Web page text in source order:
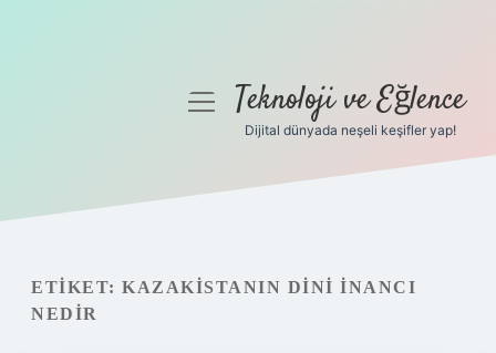
Gizlilik Politikası
Hakkımızda
menüyüTeknoloji ve Eğlence
Dijital dünyada neşeli keşifler yap!
ETIKET: KAZAKISTANIN DINI INANCI
NEDIR